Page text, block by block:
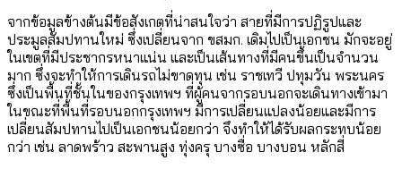
จากข้อมูลข้างต้นมีข้อสังเกตที่น่าสนใจว่า สายที่มีการปฏิรูปและ
ประมูลสัมปทานใหม่ ซึ่งเปลี่ยนจาก ขสมก. เดิมไปเป็นเอกชน มักจะอยู่
ในเขตที่มีประชากรหนาแน่น และเป็นเส้นทางที่มีคนขึ้นเป็นจำนวน
มาก ซึ่งจะทำให้การเดินรถไม่ขาดทุน เช่น ราชเทวี ปทุมวัน พระนคร
ซึ่งเป็นพื้นที่ชั้นในของกรุงเทพฯ ที่ผู้คนจากรอบนอกจะเดินทางเข้ามา
ในขณะที่พื้นที่รอบนอกกรุงเทพฯ มีการเปลี่ยนแปลงน้อยและมีการ
เปลี่ยนสัมปทานไปเป็นเอกชนน้อยกว่า จึงทำให้ได้รับผลกระทบน้อย
กว่า เช่น ลาดพร้าว สะพานสูง ทุ่งครุ บางซื่อ บางบอน หลักสี่